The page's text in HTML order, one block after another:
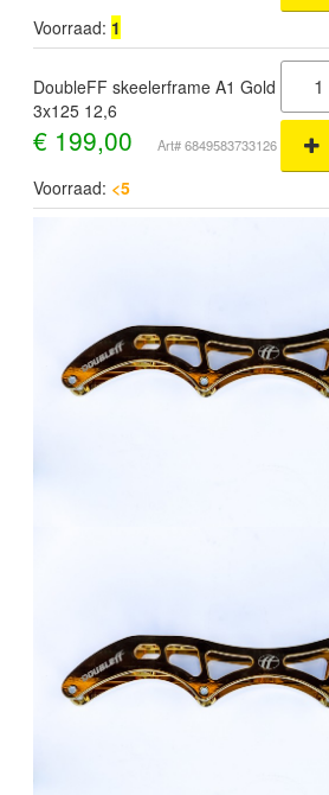
Voorraad: 1
DoubleFF skeelerframe A1 Gold
3x125 12,6
€ 199,00 Art# 6849583733126
Voorraad: <5